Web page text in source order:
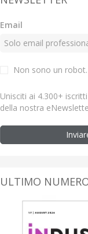
Email
Non sono un robot.
Unisciti ai 4.300+
della nostra
ULTIMO